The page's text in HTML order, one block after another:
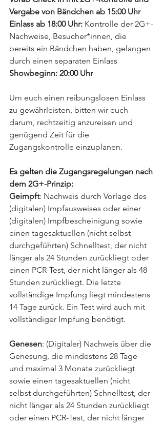
Vergabe von Bändchen ab 15:00 Uhr
Einlass ab 18:00 Uhr: Kontrolle der 2G+-
Nachweise, Besucher*innen, die
bereits ein Bändchen haben, gelangen
durch einen separaten Einlass
Showbeginn: 20:00 Uhr
Um euch einen reibungslosen Einlass
zu gewährleisten, bitten wir euch
darum, rechtzeitig anzureisen und
genügend Zeit für die
Zugangskontrolle einzuplanen.
Es gelten die Zugangsregelungen nach
dem 2G+-Prinzip:
Geimpft: Nachweis durch Vorlage des
(digitalen) Impfausweises oder einer
(digitalen) Impfbescheinigung sowie
einen tagesaktuellen (nicht selbst
durchgeführten) Schnelltest, der nicht
länger als 24 Stunden zurückliegt oder
einen PCR-Test, der nicht länger als 48
Stunden zurückliegt. Die letzte
vollständige Impfung liegt mindestens
14 Tage zurück. Ein Test wird auch mit
vollständiger Impfung benötigt.
Genesen: (Digitaler) Nachweis über die
Genesung, die mindestens 28 Tage
und maximal 3 Monate zurückliegt
sowie einen tagesaktuellen (nicht
selbst durchgeführten) Schnelltest, der
nicht länger als 24 Stunden zurückliegt
oder einen PCR-Test, der nicht länger